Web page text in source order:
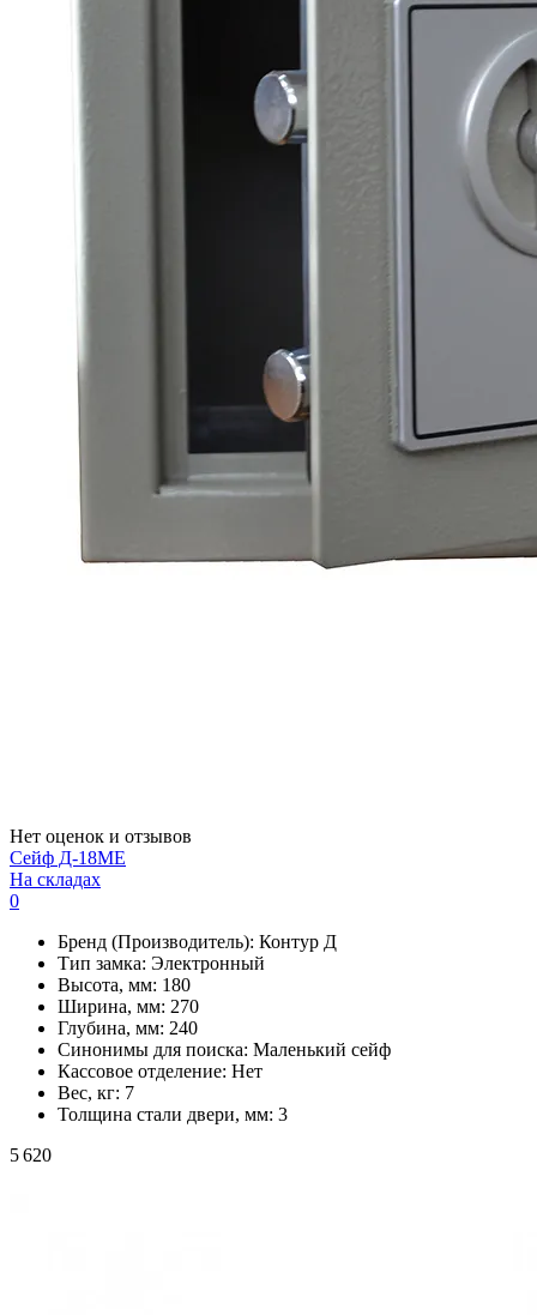
Нет оценок и отзывов
Сейф Д-18МЕ
На складах
0
Бренд (Производитель): Контур Д
Тип замка: Электронный
Высота, мм: 180
Ширина, мм: 270
Глубина, мм: 240
Синонимы для поиска: Маленький сейф
Кассовое отделение: Нет
Вес, кг: 7
Толщина стали двери, мм: 3
5 620